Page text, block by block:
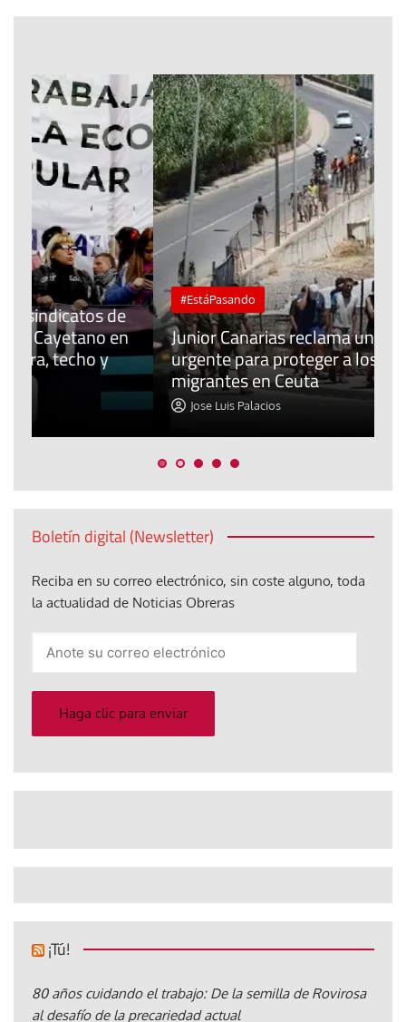
#EstáPasando
Junior Canarias reclama una respuesta
urgente para proteger a los menores
migrantes en Ceuta
Boletín digital (Newsletter)
Reciba en su correo electrónico, sin coste alguno, toda
la actualidad de Noticias Obreras
electrónico
Haga clic para enviar
¡Tú!
80 años cuidando el trabajo: De la semilla de Rovirosa
al desafío de la precariedad actual